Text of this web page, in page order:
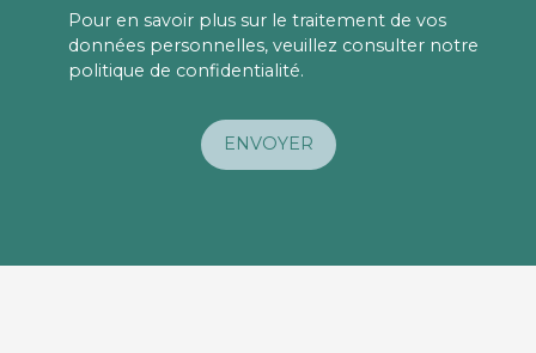
Pour en savoir plus sur le traitement de vos
données personnelles, veuillez consulter notre
politique de confidentialité.
ENVOYER